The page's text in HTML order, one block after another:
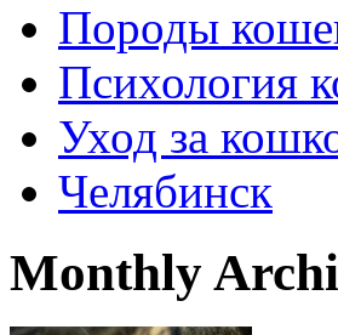
Породы
Психология
Уход за
Челябинск
Monthly